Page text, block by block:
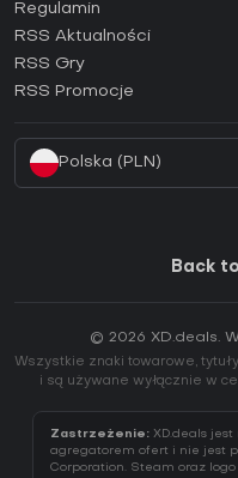
Jak aktywować klucz GOG
Jak aktywować klucz
Regulamin
RSS Aktualności
RSS Gry
RSS Promocje
Polska (PLN)
Back
© 2026 XD.deals.
Wszystkie znaki towarowe,
i są używane wyłącznie w
Zastrzeżenie: XD.deals
agregatorem ofert i nie jest
Corporation. Steam oraz